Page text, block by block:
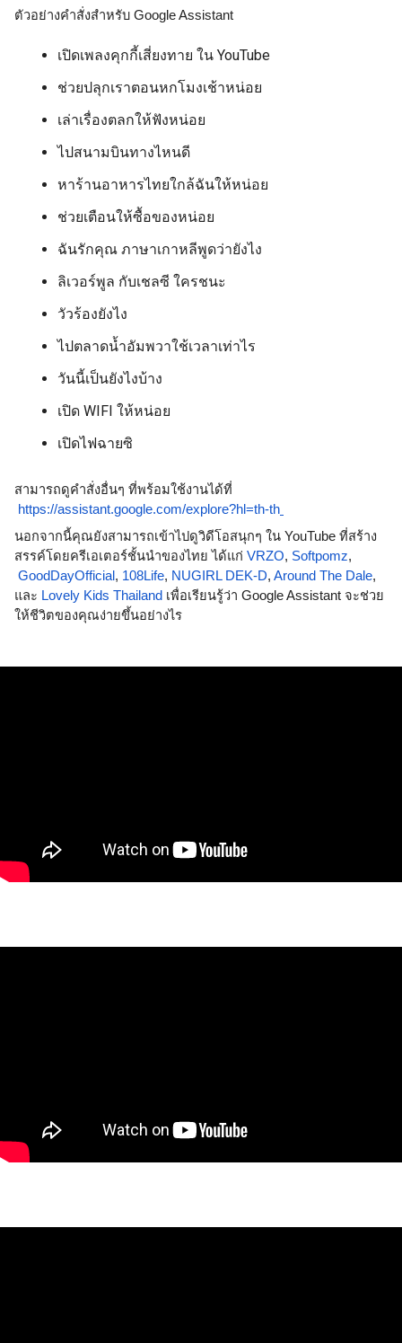
ตัวอย่างคำสั่งสำหรับ Google Assistant
เปิดเพลงคุกกี้เสี่ยงทาย ใน YouTube
ช่วยปลุกเราตอนหกโมงเช้าหน่อย
เล่าเรื่องตลกให้ฟังหน่อย
ไปสนามบินทางไหนดี
หาร้านอาหารไทยใกล้ฉันให้หน่อย
ช่วยเตือนให้ซื้อของหน่อย
ฉันรักคุณ ภาษาเกาหลีพูดว่ายังไง
ลิเวอร์พูล กับเชลซี ใครชนะ
วัวร้องยังไง
ไปตลาดน้ำอัมพวาใช้เวลาเท่าไร
วันนี้เป็นยังไงบ้าง
เปิด WIFI ให้หน่อย
เปิดไฟฉายซิ
สามารถดูคำสั่งอื่นๆ ที่พร้อมใช้งานได้ที่
https://assistant.google.com/explore?hl=th-th
นอกจากนี้คุณยังสามารถเข้าไปดูวิดีโอสนุกๆ ใน YouTube ที่สร้าง
สรรค์โดยครีเอเตอร์ชั้นนำของไทย ได้แก่ VRZO, Softpomz,
GoodDayOfficial, 108Life, NUGIRL DEK-D, Around The Dale,
และ Lovely Kids Thailand เพื่อเรียนรู้ว่า Google Assistant จะช่วย
ให้ชีวิตของคุณง่ายขึ้นอย่างไร